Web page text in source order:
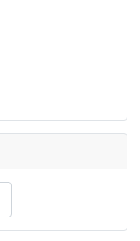
for results.